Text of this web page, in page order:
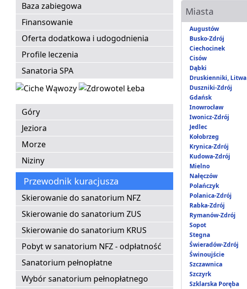
Baza zabiegowa
Finansowanie
Oferta dodatkowa i udogodnienia
Profile leczenia
Sanatoria SPA
Góry
Jeziora
Morze
Niziny
Przewodnik kuracjusza
Skierowanie do sanatorium NFZ
Skierowanie do sanatorium ZUS
Skierowanie do sanatorium KRUS
Pobyt w sanatorium NFZ - odpłatność
Sanatorium pełnopłatne
Wybór sanatorium pełnopłatnego
Miasta
Augustów
Busko-Zdrój
Ciechocinek
Cisów
Dąbki
Druskienniki, Litwa
Duszniki-Zdrój
Gdańsk
Inowrocław
Iwonicz-Zdrój
Jedlec
Kołobrzeg
Krynica-Zdrój
Kudowa-Zdrój
Mielno
Nałęczów
Polańczyk
Polanica-Zdrój
Rabka-Zdrój
Rymanów-Zdrój
Sopot
Stegna
Świeradów-Zdrój
Świnoujście
Szczawnica
Szczyrk
Szklarska Poręba